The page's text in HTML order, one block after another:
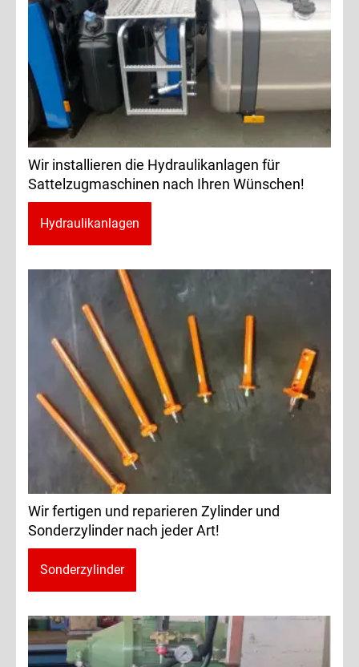
Wir installieren die Hydraulikanlagen für
Sattelzugmaschinen nach Ihren Wünschen!
Hydraulikanlagen
Wir fertigen und reparieren Zylinder und
Sonderzylinder nach jeder Art!
Sonderzylinder